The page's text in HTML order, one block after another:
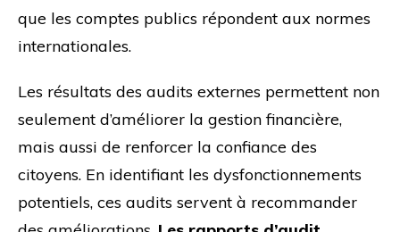
que les comptes publics répondent aux normes
internationales.
Les résultats des audits externes permettent non
seulement d’améliorer la gestion financière,
mais aussi de renforcer la confiance des
citoyens. En identifiant les dysfonctionnements
potentiels, ces audits servent à recommander